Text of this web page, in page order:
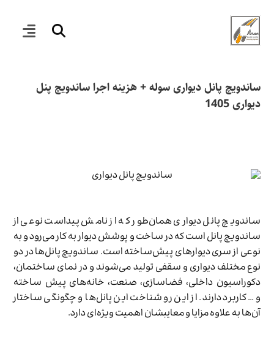
ساندویچ پانل دیواری سوله + هزینه اجرا ساندویچ پنل
دیواری 1405
ساندویچ پانل دیواری همان‌طور که از نامش پیداست نوعی از
ساندویچ پانل است که در ساخت و پوشش دیوار به کار می‌رود و به
نوعی از سری دیوارهای پیش‌ساخته است. ساندویچ پانل‌ها در دو
نوع مختلف دیواری و سقفی تولید می‌شوند و در نمای ساختمان،
دکوراسیون داخلی، فضاسازی، صنعت، خانه‌های پیش ساخته
و… کاربرد دارند. از این رو شناخت این پانل‌ها و چگونگی ساختار
آن‌ها به علاوه مزایا و معایبشان اهمیت ویژه‌ای دارد.